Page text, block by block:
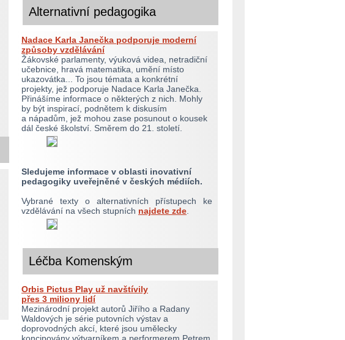
Alternativní pedagogika
Nadace Karla Janečka podporuje moderní
způsoby vzdělávání
Žákovské parlamenty, výuková videa, netradiční
učebnice, hravá matematika, umění místo
ukazovátka... To jsou témata a konkrétní
projekty, jež podporuje Nadace Karla Janečka.
Přinášíme informace o některých z nich. Mohly
by být inspirací, podnětem k diskusím
a nápadům, jež mohou zase posunout o kousek
dál české školství. Směrem do 21. století.
Sledujeme informace v oblasti inovativní
pedagogiky uveřejněné v českých médiích.
Vybrané texty o alternativních přístupech ke
vzdělávání na všech stupních najdete zde
Léčba Komenským
Orbis Pictus Play už navštívily
přes 3 miliony lidí
Mezinárodní projekt autorů Jiřího a Radany
Waldových je série putovních výstav a
doprovodných akcí, které jsou umělecky